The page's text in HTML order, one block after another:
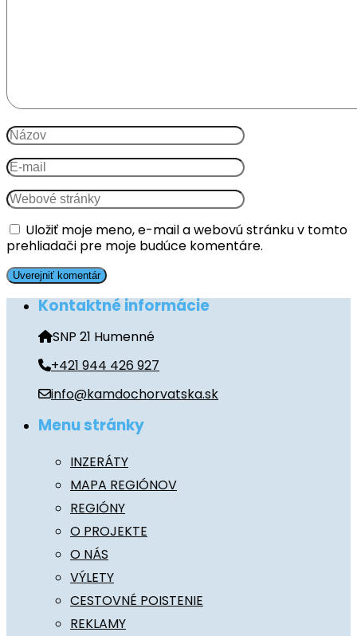
Uložiť moje meno, e-mail a webovú stránku v tomto
prehliadači pre moje budúce komentáre.
Kontaktné informácie
SNP 21 Humenné
+421 944 426 927
info@kamdochorvatska.sk
Menu stránky
INZERÁTY
MAPA REGIÓNOV
REGIÓNY
O PROJEKTE
O NÁS
VÝLETY
CESTOVNÉ POISTENIE
REKLAMY